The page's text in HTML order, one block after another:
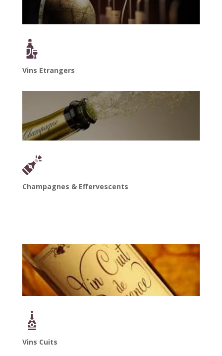
Vins Etrangers
Champagnes & Effervescents
Vins Cuits